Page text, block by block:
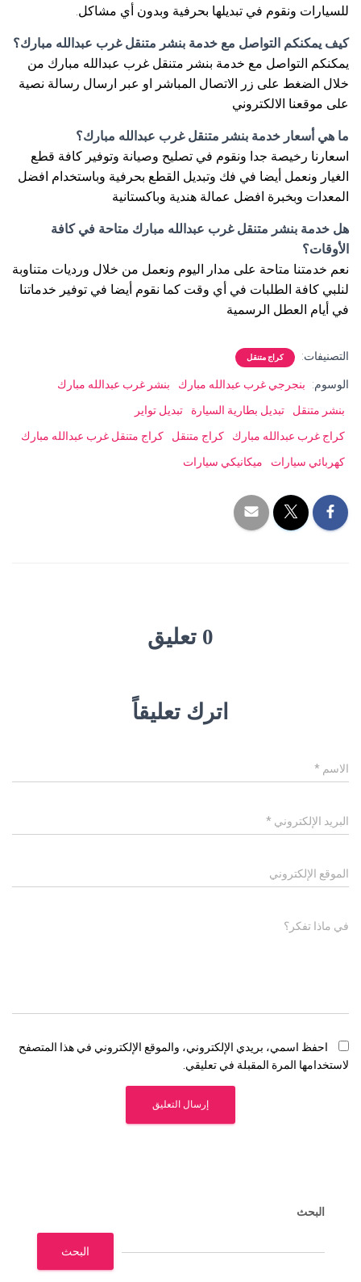
للسيارات ونقوم في تبديلها بحرفية وبدون أي مشاكل.
كيف يمكنكم التواصل مع خدمة بنشر متنقل غرب عبدالله مبارك؟
يمكنكم التواصل مع خدمة بنشر متنقل غرب عبدالله مبارك من
خلال الضغط على زر الاتصال المباشر او عبر ارسال رسالة نصية
على موقعنا الالكتروني
ما هي أسعار خدمة بنشر متنقل غرب عبدالله مبارك؟
اسعارنا رخيصة جدا ونقوم في تصليح وصيانة وتوفير كافة قطع
الغيار ونعمل أيضا في فك وتبديل القطع بحرفية وباستخدام افضل
المعدات وبخبرة افضل عمالة هندية وباكستانية
هل خدمة بنشر متنقل غرب عبدالله مبارك متاحة في كافة
الأوقات؟
نعم خدمتنا متاحة على مدار اليوم ونعمل من خلال ورديات متناوبة
لنلبي كافة الطلبات في أي وقت كما نقوم أيضا في توفير خدماتنا
في أيام العطل الرسمية
التصنيفات: كراج متنقل
الوسوم: بنجرجي غرب عبدالله مبارك
بنشر غرب عبدالله مبارك
بنشر متنقل
تبديل بطارية السيارة
تبديل تواير
كراج غرب عبدالله مبارك
كراج متنقل
كراج متنقل غرب عبدالله مبارك
كهربائي سيارات
ميكانيكي سيارات
0 تعليق
اترك تعليقاً
الاسم *
البريد الإلكتروني *
الموقع الإلكتروني
في ماذا تفكر؟
احفظ اسمي، بريدي الإلكتروني، والموقع الإلكتروني في هذا المتصفح
لاستخدامها المرة المقبلة في تعليقي.
البحث
البحث